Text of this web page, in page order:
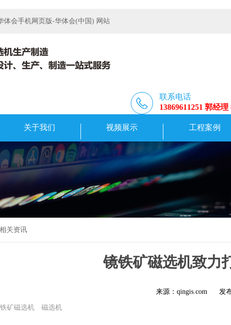
体会手机网页版-华体会(中国) 网站
联系电话
13869611251 郭经
关于我们 视频展示 工程案例
相关资讯
镜铁矿磁选机致力
来源：qingis.com 发
铁矿磁选机 磁选机